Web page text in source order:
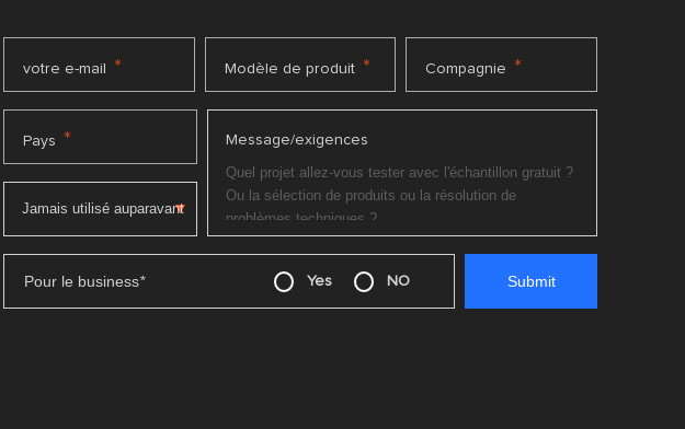
votre e-mail * Modèle de produit * Compagnie *
Pays * Message/exigences
Pour le business* Yes NO